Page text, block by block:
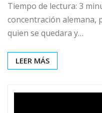
Tiempo de lectura: 3
concentración alemana,
quien se quedara y…
LEER MÁS